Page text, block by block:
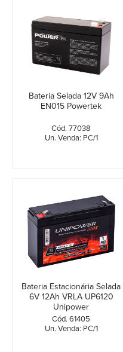
Bateria Selada 12V 9Ah
EN015 Powertek
Cód. 77038
Un. Venda: PC/1
Bateria Estacionária Selada
6V 12Ah VRLA UP6120
Unipower
Cód. 61405
Un. Venda: PC/1